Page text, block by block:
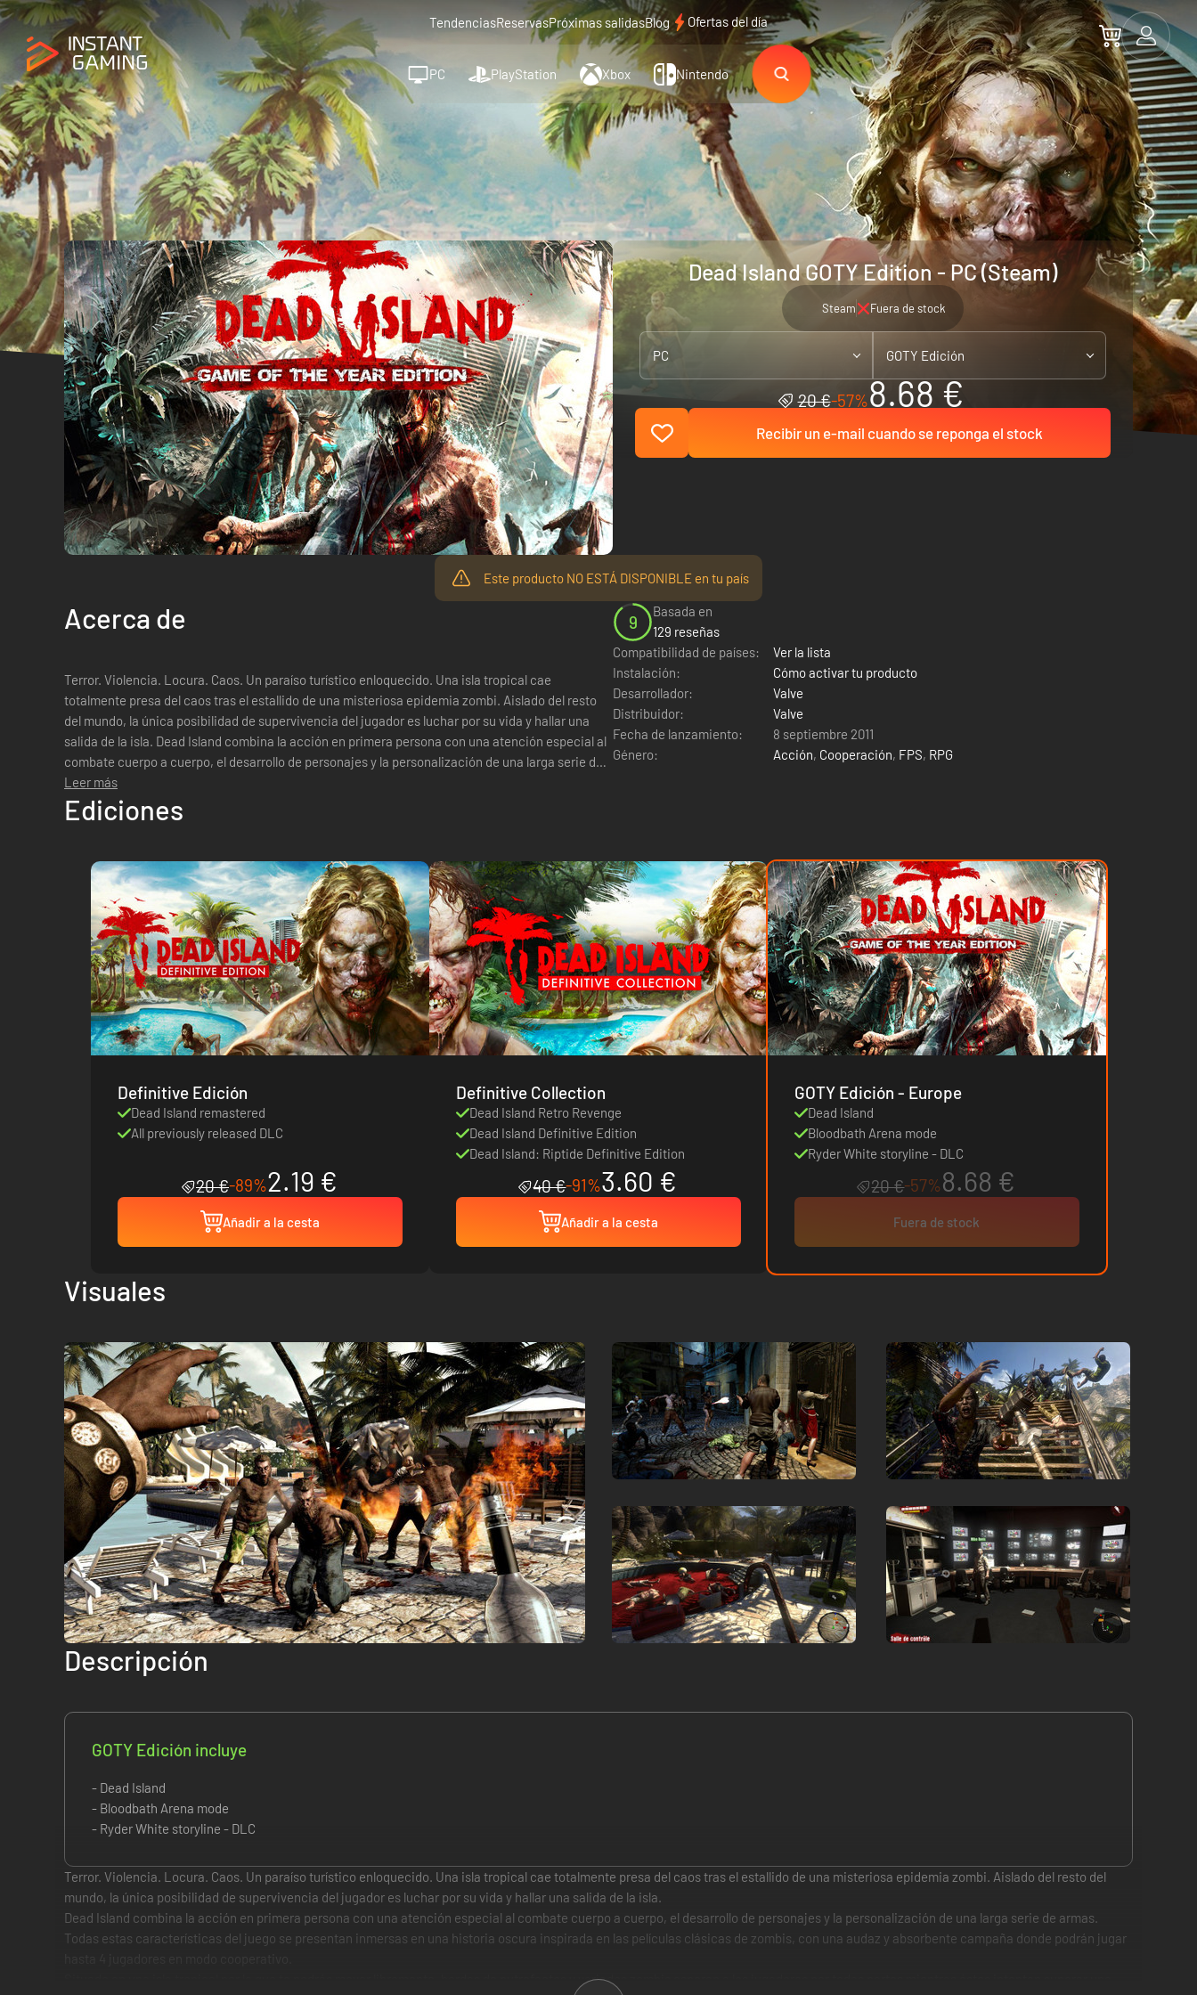
TendenciasReservasPróximas salidasBlog Ofertas del día
PC PlayStation Xbox Nintendo
Dead Island GOTY Edition - PC (Steam)
Steam Fuera de stock
PC GOTY Edición
20 €-57%8.68 €
Recibir un e-mail cuando se reponga el stock
Este producto NO ESTÁ DISPONIBLE en tu país
Acerca de
Terror. Violencia. Locura. Caos. Un paraíso turístico enloquecido. Una isla tropical cae
totalmente presa del caos tras el estallido de una misteriosa epidemia zombi. Aislado del resto
del mundo, la única posibilidad de supervivencia del jugador es luchar por su vida y hallar una
salida de la isla. Dead Island combina la acción en primera persona con una atención especial al
combate cuerpo a cuerpo, el desarrollo de personajes y la personalización de una larga serie de
armas. Todas estas...
Leer más
9
Basada en
129 reseñas
Compatibilidad de países:
Ver la lista
Instalación:
Cómo activar tu producto
Desarrollador:
Valve
Distribuidor:
Valve
Fecha de lanzamiento:
8 septiembre 2011
Género:
Acción, Cooperación, FPS, RPG
Ediciones
Definitive Edición
Dead Island remastered
All previously released DLC
20 €-89%2.19 €
Añadir a la cesta
Definitive Collection
Dead Island Retro Revenge
Dead Island Definitive Edition
Dead Island: Riptide Definitive Edition
40 €-91%3.60 €
Añadir a la cesta
GOTY Edición - Europe
Dead Island
Bloodbath Arena mode
Ryder White storyline - DLC
20 €-57%8.68 €
Fuera de stock
Visuales
Descripción
GOTY Edición incluye
- Dead Island
- Bloodbath Arena mode
- Ryder White storyline - DLC
Terror. Violencia. Locura. Caos. Un paraíso turístico enloquecido. Una isla tropical cae totalmente presa del caos tras el estallido de una misteriosa epidemia zombi. Aislado del resto del
mundo, la única posibilidad de supervivencia del jugador es luchar por su vida y hallar una salida de la isla.
Dead Island combina la acción en primera persona con una atención especial al combate cuerpo a cuerpo, el desarrollo de personajes y la personalización de una larga serie de armas.
Todas estas características del juego se presentan inmersas en una historia oscura inspirada en las películas clásicas de zombis, con una audaz y absorbente campaña donde podrán jugar
Situado en una isla tropical por la que te podrás mover libremente, hordas de putrefactos y variados zombis esperan a los jugadores por todas partes mientras éstos intentan superar una